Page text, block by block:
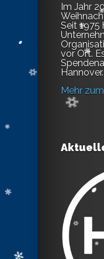
Im Jahr
Seit 1975
vor Ort.
Hannover.
Mehr